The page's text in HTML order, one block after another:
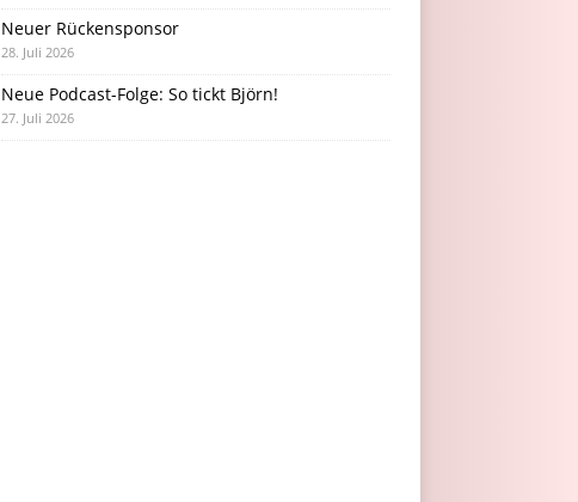
Neuer Rückensponsor
28. Juli 2026
Neue Podcast-Folge: So tickt Björn!
27. Juli 2026